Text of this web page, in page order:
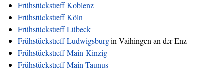
Frühstückstreff Koblenz
Frühstückstreff Köln
Frühstückstreff Lübeck
Frühstückstreff Ludwigsburgin Vaihingen an der Enz
Frühstückstreff Main-Kinzig
Frühstückstreff Main-Taunus